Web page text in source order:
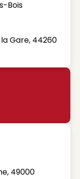
Bois
Gare, 44260
49000